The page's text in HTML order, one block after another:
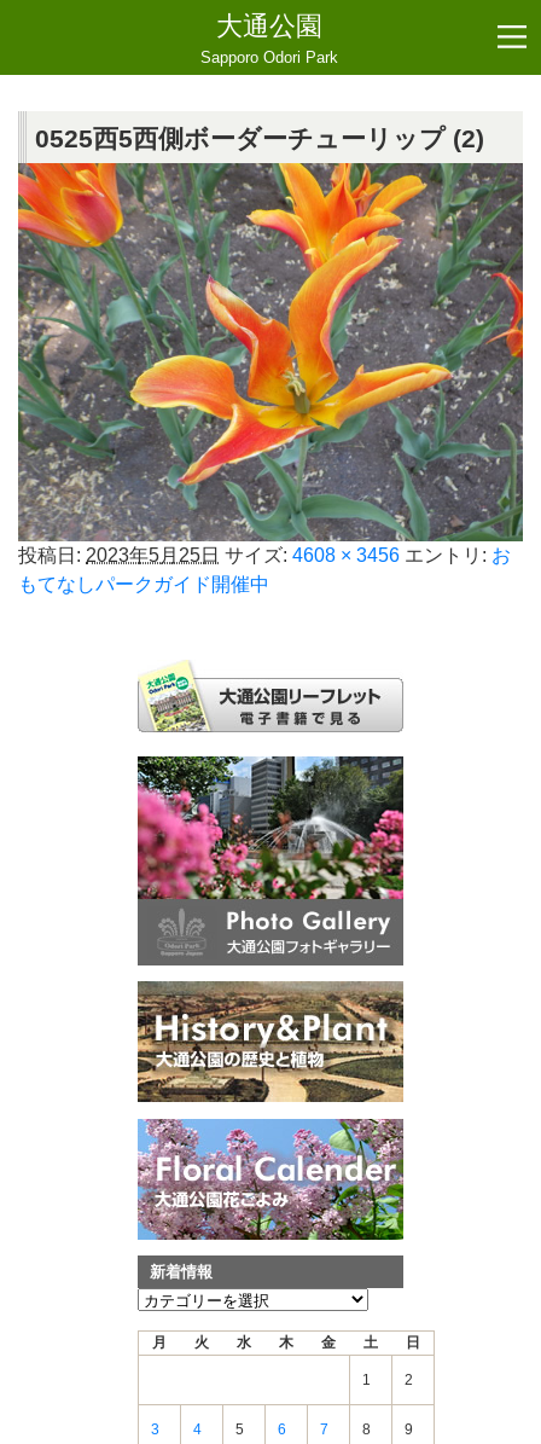
大通公園
Sapporo Odori Park
0525西5西側ボーダーチューリップ (2)
投稿日: 2023年5月25日 サイズ: 4608 × 3456 エントリ: お
もてなしパークガイド開催中
新着情報
新
月 火 水 木 金 土 日
1 2
3 4 5 6 7 8 9